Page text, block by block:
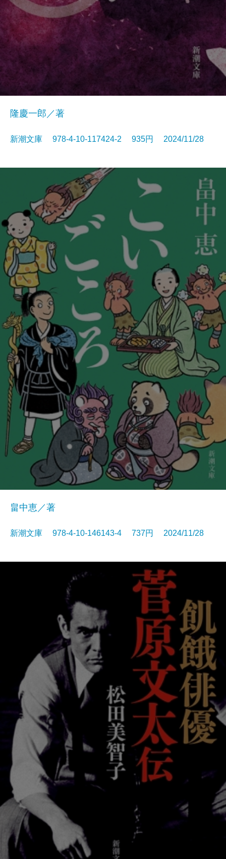
隆慶一郎／著
新潮文庫 978-4-10-117424-2 935円 2024/11/28
畠中恵／著
新潮文庫 978-4-10-146143-4 737円 2024/11/28